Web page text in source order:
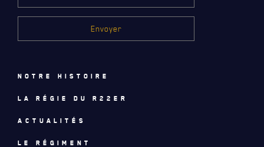
CARRIÈRES
Notre histoire
La régie du R22eR
Actualités
Le régiment